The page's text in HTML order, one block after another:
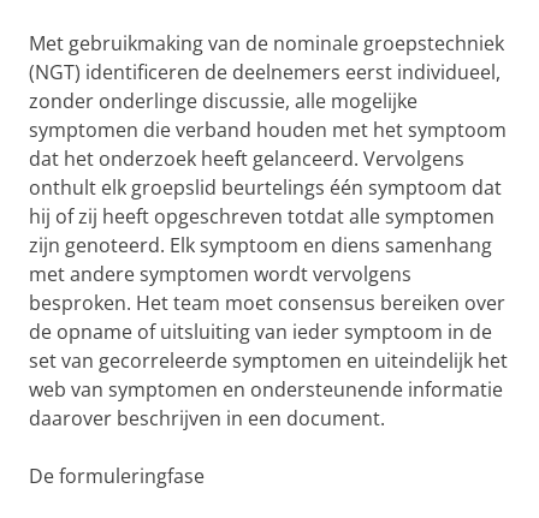
Met gebruikmaking van de nominale groepstechniek
(NGT) identificeren de deelnemers eerst individueel,
zonder onderlinge discussie, alle mogelijke
symptomen die verband houden met het symptoom
dat het onderzoek heeft gelanceerd. Vervolgens
onthult elk groepslid beurtelings één symptoom dat
hij of zij heeft opgeschreven totdat alle symptomen
zijn genoteerd. Elk symptoom en diens samenhang
met andere symptomen wordt vervolgens
besproken. Het team moet consensus bereiken over
de opname of uitsluiting van ieder symptoom in de
set van gecorreleerde symptomen en uiteindelijk het
web van symptomen en ondersteunende informatie
daarover beschrijven in een document.
De formuleringfase